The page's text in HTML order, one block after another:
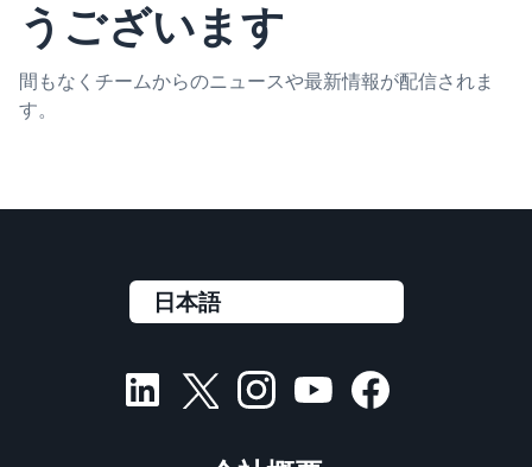
うございます
間もなくチームからのニュースや最新情報が配信されま
す。